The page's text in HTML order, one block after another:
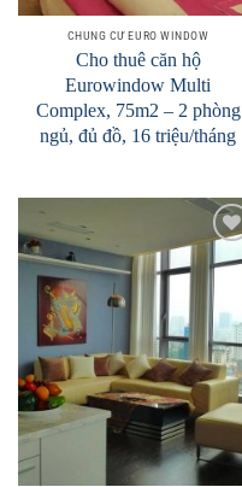
CHUNG CƯ EURO WINDOW
Cho thuê căn hộ
Eurowindow Multi
Complex, 75m2 – 2 phòng
ngủ, đủ đồ, 16 triệu/tháng
Add to
Wishlist